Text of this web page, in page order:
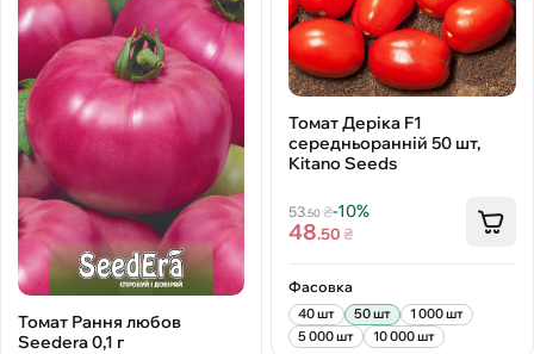
Томат Рання любов
Seedеra 0,1 г
Томат Деріка F1
середньоранній 50 шт,
Kitano Seeds
53.50 ₴-10%
48.50₴
Фасовка
40 шт 50 шт
1 000 шт
5 000 шт
10 000 шт